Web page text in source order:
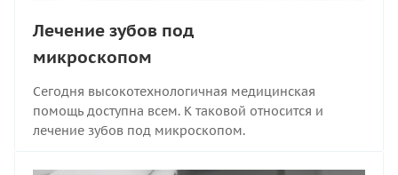
Лечение зубов под
микроскопом
Сегодня высокотехнологичная медицинская
помощь доступна всем. К таковой относится и
лечение зубов под микроскопом.